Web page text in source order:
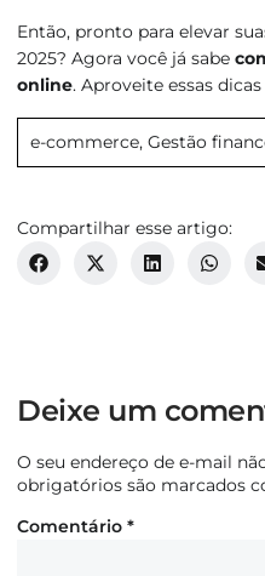
Então, pronto para elevar
2025? Agora você já sabe
online. Aproveite essas
e-commerce, Gestão
Compartilhar esse artigo:
Deixe um
O seu endereço de e-mail
obrigatórios são marcados
Comentário *